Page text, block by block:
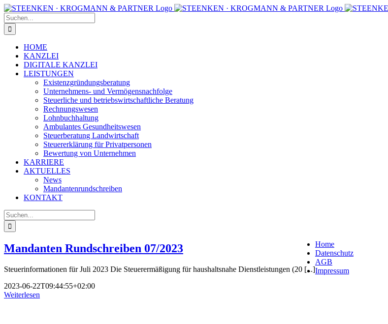
Zum
Inhalt
springen
Facebook
Instagram
Suche
nach:
HOME
KANZLEI
DIGITALE KANZLEI
LEISTUNGEN
Existenzgründungsberatung
Unternehmens- und Vermögensnachfolge
Steuerliche und betriebswirtschaftliche Beratung
Rechnungswesen
Lohnbuchhaltung
Ambulantes Gesundheitswesen
Steuerberatung Landwirtschaft
Steuererklärung für Privatpersonen
Bewertung von Unternehmen
KARRIERE
AKTUELLES
News
Mandantenrundschreiben
KONTAKT
Suche
nach:
Mandanten Rundschreiben 07/2023
Steuerinformationen für Juli 2023 Die Steuerermäßigung für haushaltsnahe Dienstleistungen (20 [...]
2023-06-22T09:44:55+02:00
Weiterlesen
Home
Datenschutz
AGB
Impressum